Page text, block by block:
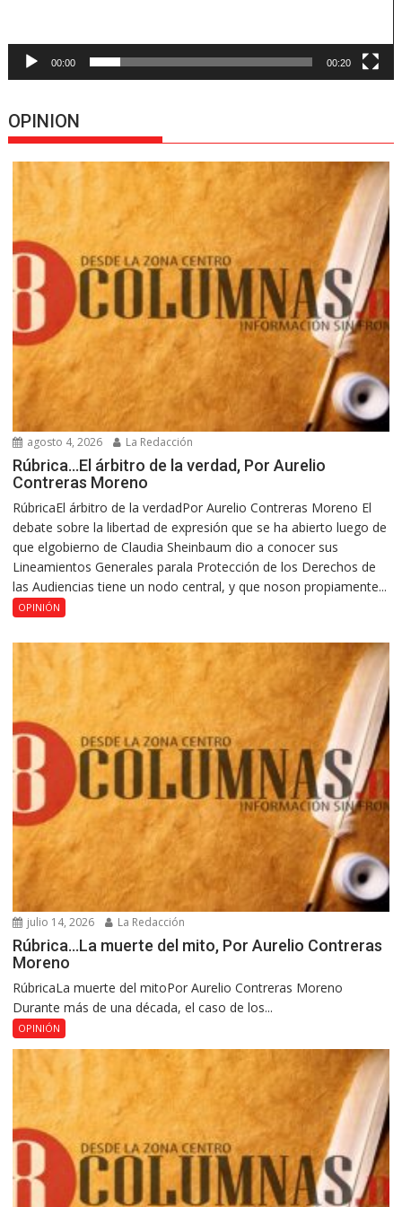
00:00 00:20
OPINION
agosto 4, 2026 La Redacción
Rúbrica…El árbitro de la verdad, Por Aurelio
Contreras Moreno
RúbricaEl árbitro de la verdadPor Aurelio Contreras Moreno El
debate sobre la libertad de expresión que se ha abierto luego de
que elgobierno de Claudia Sheinbaum dio a conocer sus
Lineamientos Generales parala Protección de los Derechos de
las Audiencias tiene un nodo central, y que noson propiamente...
OPINIÓN
julio 14, 2026 La Redacción
Rúbrica…La muerte del mito, Por Aurelio Contreras
Moreno
RúbricaLa muerte del mitoPor Aurelio Contreras Moreno
Durante más de una década, el caso de los...
OPINIÓN